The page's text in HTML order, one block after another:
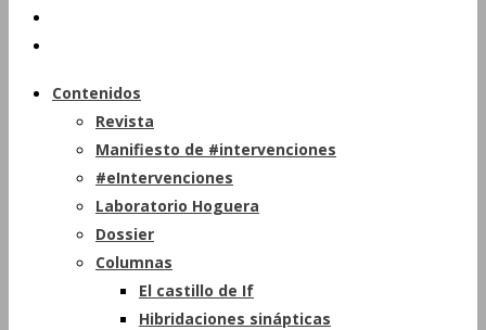
Contenidos
Revista
Manifiesto de #intervenciones
#eIntervenciones
Laboratorio Hoguera
Dossier
Columnas
El castillo de If
Hibridaciones sinápticas